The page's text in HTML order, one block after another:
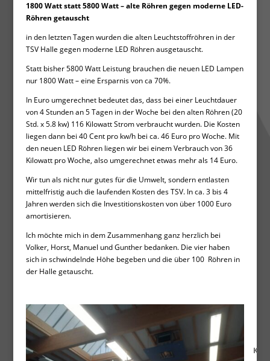
1800 Watt statt 5800 Watt – alte Röhren gegen moderne LED-
Röhren getauscht
in den letzten Tagen wurden die alten Leuchtstoffröhren in der
TSV Halle gegen moderne LED Röhren ausgetauscht.
Statt bisher 5800 Watt Leistung brauchen die neuen LED Lampen
nur 1800 Watt – eine Ersparnis von ca 70%.
In Euro umgerechnet bedeutet das, dass bei einer Leuchtdauer
von 4 Stunden an 5 Tagen in der Woche bei den alten Röhren (20
Std. x 5.8 kw) 116 Kilowatt Strom verbraucht wurden. Die Kosten
liegen dann bei 40 Cent pro kw/h bei ca. 46 Euro pro Woche. Mit
den neuen LED Röhren liegen wir bei einem Verbrauch von 36
Kilowatt pro Woche, also umgerechnet etwas mehr als 14 Euro.
Wir tun als nicht nur gutes für die Umwelt, sondern entlasten
mittelfristig auch die laufenden Kosten des TSV. In ca. 3 bis 4
Jahren werden sich die Investitionskosten von über 1000 Euro
amortisieren.
Ich möchte mich in dem Zusammenhang ganz herzlich bei
Volker, Horst, Manuel und Gunther bedanken. Die vier haben
sich in schwindelnde Höhe begeben und die über 100 Röhren in
der Halle getauscht.
K